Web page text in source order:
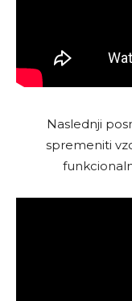
Naslednji
spremeniti